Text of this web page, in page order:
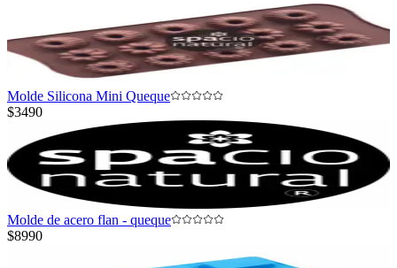
Molde Silicona Mini Queque
$3490
Molde de acero flan - queque
$8990